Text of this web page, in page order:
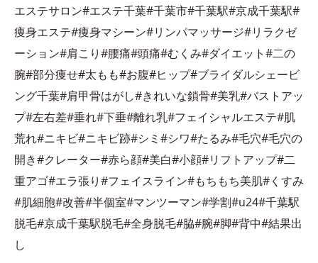
エステサロン#エステ千葉#千葉市#千葉駅#京成千葉駅#
痩身エステ#痩身マシーン#リンパマッサージ#リラクゼ
ーション#肩こり#腰痛#頭痛#むくみ#ダイエット#二の
腕#部分痩せ#太もも#お腹#ヒップ#ブライダルシェービ
ング千葉#肩甲骨はがし#きれいな鎖骨#美乳#バストアッ
プ#左右差#垂れ#下垂#離れ乳#フェイシャルエステ#肌
荒れ#ニキビ#ニキビ跡#シミ#シワ#たるみ#毛穴#毛穴の
開き#クレーター#赤ら顔#美白#小顔#リフトアップ#二
重アゴ#エラ張り#フェイスライン#もちもち美肌#くすみ
#肌細胞#改善#半個室#マンツーマン#学割#u24#千葉駅
脱毛#京成千葉駅脱毛#全身脱毛#脇#腕#脚#背中#結果出
し